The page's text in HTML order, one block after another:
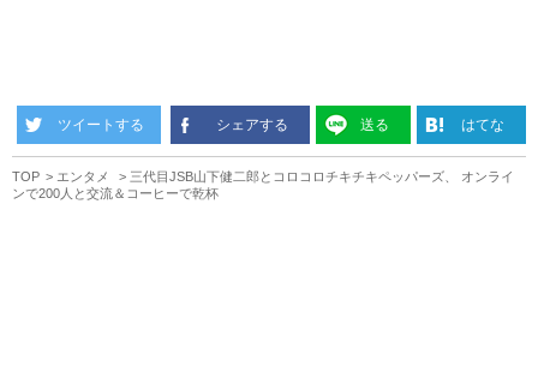
ツイートする シェアする 送る はてな
TOP エンタメ
三代目JSB山下健二郎とコロコロチキチキペッパーズ、 オンライ
ンで200人と交流＆コーヒーで乾杯